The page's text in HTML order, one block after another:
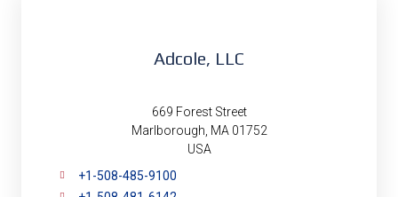
Adcole, LLC
669 Forest Street
Marlborough, MA 01752
USA
+1-508-485-9100